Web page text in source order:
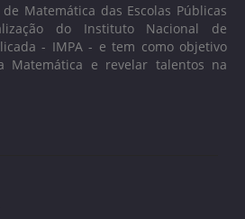
Matemática das Escolas Públicas
do Instituto Nacional de
- IMPA - e tem como objetivo
Matemática e revelar talentos na